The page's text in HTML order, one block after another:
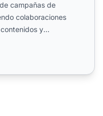
campañas de
colaboraciones
y